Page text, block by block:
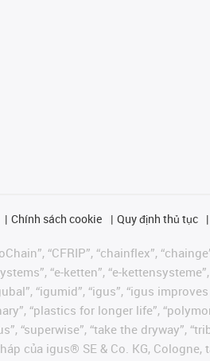
Chính sách cookie Quy định thủ tục
“CFRIP”, “chainflex”,
“e-ketten”, “e-
“igumid”, “igus”, “igus
“plastics for longer life”,
“superwise”, “take the dryway”,
của igus® SE & Co. KG,